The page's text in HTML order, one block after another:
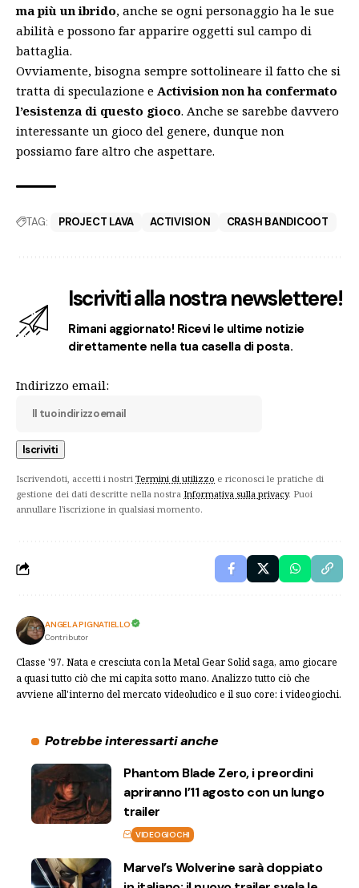
ma più un ibrido, anche se ogni personaggio ha le sue
abilità e possono far apparire oggetti sul campo di
battaglia.
Ovviamente, bisogna sempre sottolineare il fatto che si
tratta di speculazione e Activision non ha confermato
l’esistenza di questo gioco. Anche se sarebbe davvero
interessante un gioco del genere, dunque non
possiamo fare altro che aspettare.
TAG: PROJECT LAVA ACTIVISION CRASH BANDICOOT
Iscriviti alla nostra newslettere!
Rimani aggiornato! Ricevi le ultime notizie
direttamente nella tua casella di posta.
Indirizzo email:
Iscrivendoti, accetti i nostri Termini di utilizzo e riconosci le pratiche di
gestione dei dati descritte nella nostra Informativa sulla privacy. Puoi
annullare l'iscrizione in qualsiasi momento.
ANGELA PIGNATIELLO
Contributor
Classe '97. Nata e cresciuta con la Metal Gear Solid saga, amo giocare
a quasi tutto ciò che mi capita sotto mano. Analizzo tutto ciò che
avviene all'interno del mercato videoludico e il suo core: i videogiochi.
Potrebbe interessarti anche
Phantom Blade Zero, i preordini
apriranno l’11 agosto con un lungo
trailer
VIDEOGIOCHI
Marvel’s Wolverine sarà doppiato